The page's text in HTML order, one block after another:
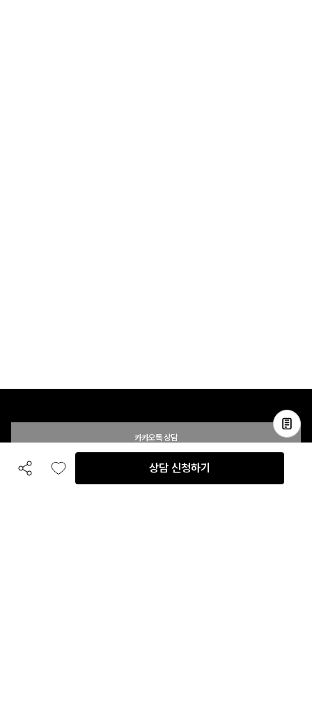
공유하기
좋아요
상담 신청하기
카카오톡 상담
전화 상담